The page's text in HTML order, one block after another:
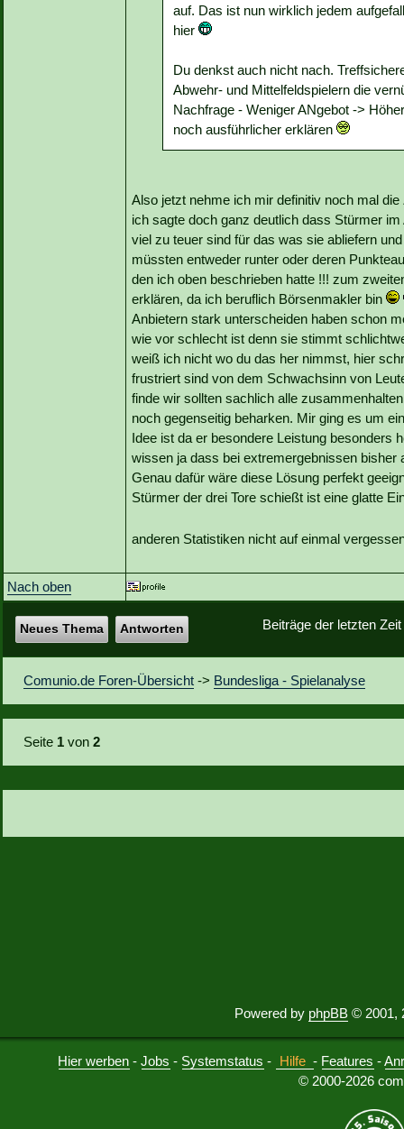
auf. Das ist nun wirklich jedem
hier
Du denkst auch nicht nach.
Abwehr- und Mittelfeldspielern die
Nachfrage - Weniger ANgebot ->
noch ausführlicher erklären
Also jetzt nehme ich mir definitiv noch mal
ich sagte doch ganz deutlich dass Stürmer
viel zu teuer sind für das was sie abliefern
müssten entweder runter oder deren
den ich oben beschrieben hatte !!! zum
erklären, da ich beruflich Börsenmakler bin
Anbietern stark unterscheiden haben schon
wie vor schlecht ist denn sie stimmt
weiß ich nicht wo du das her nimmst, hier
frustriert sind von dem Schwachsinn von
finde wir sollten sachlich alle
noch gegenseitig beharken. Mir ging es um
Idee ist da er besondere Leistung besonders
wissen ja dass bei extremergebnissen
Genau dafür wäre diese Lösung perfekt
Stürmer der drei Tore schießt ist eine glatte
anderen Statistiken nicht auf einmal
Nach oben
Beiträge der letzten
Neues Thema Antworten
Comunio.de Foren-Übersicht -> Bundesliga - Spielanalyse
Seite 1 von2
Powered by phpBB © 2001,
Hier werben -Jobs - Systemstatus - Hilfe - Features -
© 2000-2026